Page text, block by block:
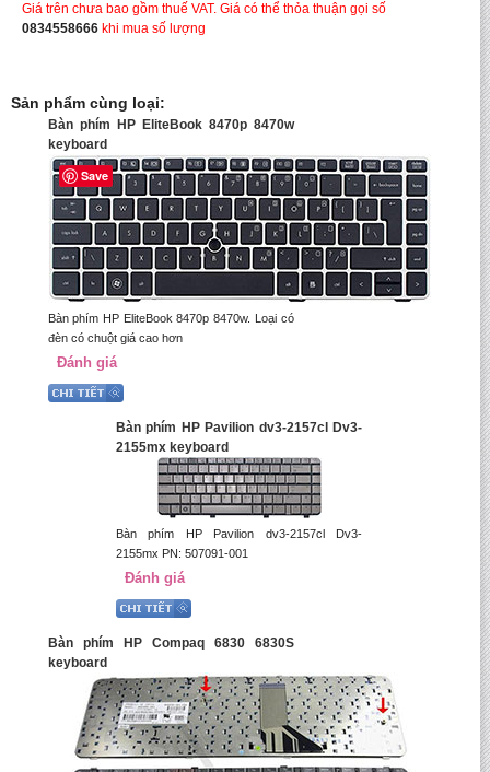
Giá trên chưa bao gồm thuế VAT. Giá có thể thỏa thuận gọi số
0834558666 khi mua số lượng
Sản phẩm cùng loại:
Bàn phím HP EliteBook 8470p 8470w
keyboard
Bàn phím HP EliteBook 8470p 8470w. Loại có
đèn có chuột giá cao hơn
Đánh giá
Bàn phím HP Pavilion dv3-2157cl Dv3-
2155mx keyboard
Bàn phím HP Pavilion dv3-2157cl Dv3-
2155mx PN: 507091-001
Đánh giá
Bàn phím HP Compaq 6830 6830S
keyboard
Save